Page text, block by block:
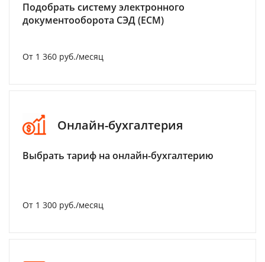
Подобрать систему электронного
документооборота СЭД (ECM)
От 1 360 руб./месяц
Онлайн-бухгалтерия
Выбрать тариф на онлайн-бухгалтерию
От 1 300 руб./месяц